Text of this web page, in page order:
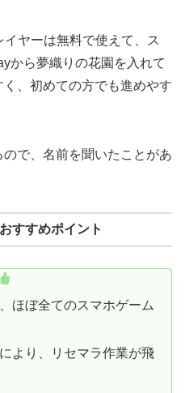
ヤーは無料で使えて、ス
から夢織りの花園を入れて
、初めての方でも進めやす
で、名前を聞いたことがあ
すすめポイント
ほぼ全てのスマホゲーム
より、リセマラ作業が飛